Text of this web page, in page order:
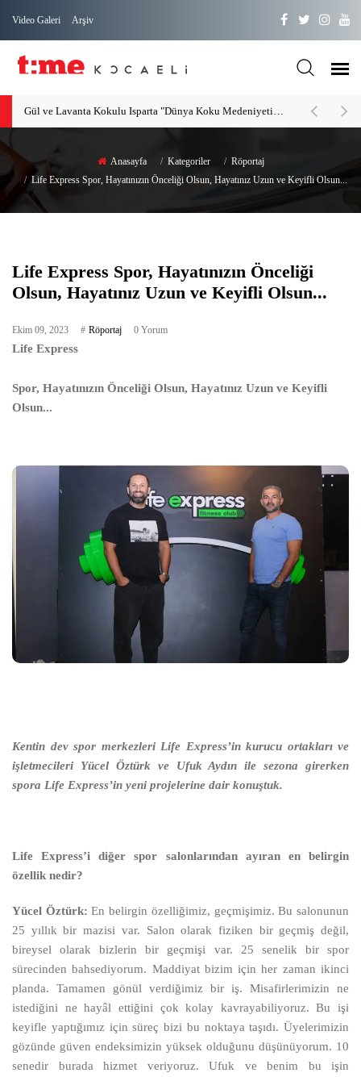
Video Galeri Arşiv
Gül ve Lavanta Kokulu Isparta "Dünya Koku Medeniyeti"
Anasayfa Kategoriler
Röportaj
Life Express Spor, Hayatınızın Önceliği Olsun, Hayatınız Uzun ve Keyifli Olsun...
Life Express Spor, Hayatınızın Önceliği
Olsun, Hayatınız Uzun ve Keyifli Olsun...
Ekim 09, 2023 Röportaj 0 Yorum
Life Express
Spor, Hayatınızın Önceliği Olsun, Hayatınız Uzun ve Keyifli
Olsun...
Kentin dev spor merkezleri Life Express’in kurucu ortakları ve
işletmecileri Yücel Öztürk ve Ufuk Aydın ile sezona girerken
spora Life Express’in yeni projelerine dair konuştuk.
Life Express’i diğer spor salonlarından ayıran en belirgin
özellik nedir?
Yücel Öztürk: En belirgin özelliğimiz, geçmişimiz. Bu salonunun
25 yıllık bir mazisi var. Salon olarak fiziken bir geçmiş değil,
bireysel olarak bizlerin bir geçmişi var. 25 senelik bir spor
sürecinden bahsediyorum. Maddiyat bizim için her zaman ikinci
planda. Tamamen gönül verdiğimiz bir iş. Misafirlerimizin ne
istediğini ne hayâl ettiğini çok kolay kavrayabiliyoruz. Bu işi
keyifle yaptığımız için süreç bizi bu noktaya taşıdı. Üyelerimizin
gözünde güven endeksimizin yüksek olduğunu düşünüyorum. 10
senedir burada hizmet veriyoruz. Ufuk ve benim bu işin